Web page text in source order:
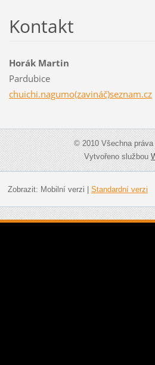
Kontakt
Horák Martin
Pardubice
chuichi.nagumo(zavináč)seznam.cz
© 2010 Všechna práva
Vytvořeno službou
Zobrazit: Mobilní verzi Standardní verzi